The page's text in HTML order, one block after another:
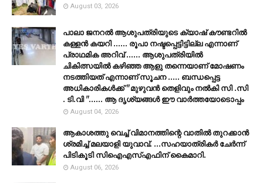
August 03, 2026
പാലാ ജനറൽ ആശുപത്രിയുടെ ക്യാഷ് കൗണ്ടറിൽ
കള്ളൻ കയറി ...... രൂപാ നഷ്ടപ്പെട്ടിട്ടില്ല എന്നാണ്
പ്രാഥമിക അറിവ് ...... ആശുപത്രിയിൽ
ചികിത്സയിൽ കഴിഞ്ഞ ആളു തന്നെയാണ് മോഷണം
നടത്തിയത് എന്നാണ് സൂചന ..... ബന്ധപ്പെട്ട
അധികാരികൾക്ക് "മുഴുവൻ തെളിവും നൽകി സി .സി
. ടി.വി "...... ആ ദൃശ്യങ്ങൾ ഈ വാർത്തയോടൊപ്പം
August 04, 2026
ആകാശത്തു വെച്ച് വിമാനത്തിന്റെ വാതില്‍ തുറക്കാന്‍
ശ്രമിച്ച് മലയാളി യുവാവ്. ...സഹയാത്രികര്‍ ചേര്‍ന്ന്
പിടികൂടി സിഐഎസ്എഫിന് കൈമാറി.
August 06, 2026